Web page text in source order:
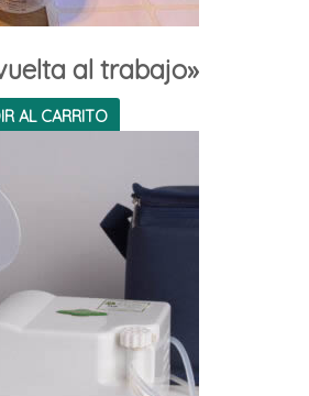
al trabajo»
AL CARRITO